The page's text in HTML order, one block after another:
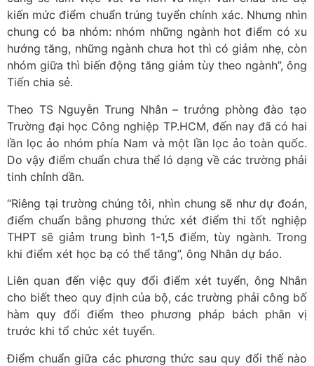
kiến mức điểm chuẩn trúng tuyển chính xác. Nhưng nhìn
chung có ba nhóm: nhóm những ngành hot điểm có xu
hướng tăng, những ngành chưa hot thì có giảm nhẹ, còn
nhóm giữa thì biến động tăng giảm tùy theo ngành”, ông
Tiến chia sẻ.
Theo TS Nguyễn Trung Nhân – trưởng phòng đào tạo
Trường đại học Công nghiệp TP.HCM, đến nay đã có hai
lần lọc ảo nhóm phía Nam và một lần lọc ảo toàn quốc.
Do vậy điểm chuẩn chưa thể ló dạng về các trường phải
tinh chỉnh dần.
“Riêng tại trường chúng tôi, nhìn chung sẽ như dự đoán,
điểm chuẩn bằng phương thức xét điểm thi tốt nghiệp
THPT sẽ giảm trung bình 1-1,5 điểm, tùy ngành. Trong
khi điểm xét học bạ có thể tăng”, ông Nhân dự báo.
Liên quan đến việc quy đổi điểm xét tuyển, ông Nhân
cho biết theo quy định của bộ, các trường phải công bố
hàm quy đổi điểm theo phương pháp bách phân vị
trước khi tổ chức xét tuyển.
Điểm chuẩn giữa các phương thức sau quy đổi thế nào